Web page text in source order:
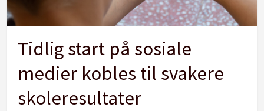
Tidlig start på sosiale
medier kobles til svakere
skoleresultater